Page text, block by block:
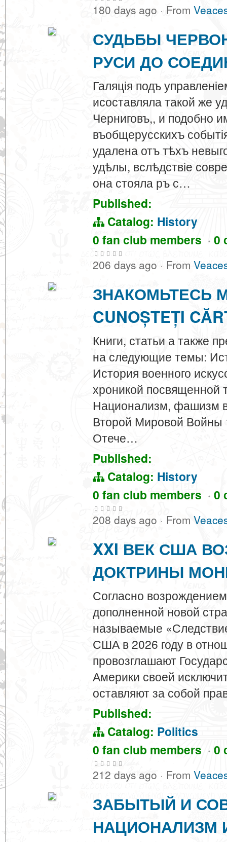
180 days ago · From
СУДЬБЫ
РУСИ ДО
Галяція подъ
исоставляла такой же
Черниговъ,, и подобно
въобщерусскихъ
удалена отъ тѣхъ
удѣлы, вслѣдствіе
она стояла ръ с…
Published:
Catalog: History
0 fan club members · 0
206 days ago · From
ЗНАКОМЬТЕСЬ
CUNOȘTEȚI
Книги, статьи а также
на следующие темы:
История военного
хроникой
Национализм, фашизм
Второй Мировой Войны
Отече…
Published:
Catalog: History
0 fan club members · 0
208 days ago · From
XXI ВЕК США
ДОКТРИНЫ
Согласно
дополненной новой
называемые
США в 2026 году в
провозглашают
Америки своей
оставляют за собой
Published:
Catalog: Politics
0 fan club members · 0
212 days ago · From
ЗАБЫТЫЙ И
НАЦИОНАЛИЗМ